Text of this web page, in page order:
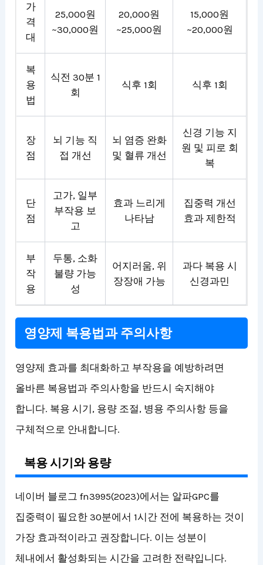
가
격
대
25,000원
~30,000원
20,000원
~25,000원
15,000원
~20,000원
복
용
법
식전 30분 1
회
식후 1회 식후 1회
장
점
뇌 기능 직
접 개선
뇌 염증 완화
및 혈류 개선
신경 기능 지
원 및 피로 회
복
단
점
고가, 일부
부작용 보
고
효과 느리게
나타남
집중력 개선
효과 제한적
부
작
용
두통, 소화
불량 가능
성
어지러움, 위
장장애 가능
과다 복용 시
신경과민
영양제 복용법과 주의사항
영양제 효과를 최대화하고 부작용을 예방하려면
올바른 복용법과 주의사항을 반드시 숙지해야
합니다. 복용 시기, 용량 조절, 병용 주의사항 등을
구체적으로 안내합니다.
복용 시기와 용량
네이버 블로그 fn3995(2023)에서는 알파GPC를
집중력이 필요한 30분에서 1시간 전에 복용하는 것이
가장 효과적이라고 권장합니다. 이는 성분이
체내에서 활성화되는 시간을 고려한 전략입니다.